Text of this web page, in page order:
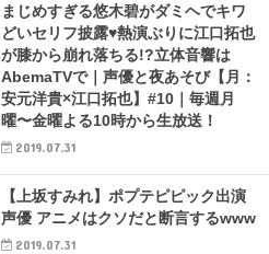
まじめすぎる悠木碧がダミヘでキワ
どいセリフ披露♥熱演ぶりに江口拓也
が膝から崩れ落ちる!?立体音響は
AbemaTVで｜声優と夜あそび【月：
安元洋貴×江口拓也】#10｜毎週月
曜〜金曜よる10時から生放送！
2019.07.31
【上坂すみれ】ポプテピピック出演
声優 アニメはクソだと断言するwww
2019.07.31